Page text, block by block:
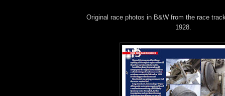
Original race photos in B&W from the race
1928.